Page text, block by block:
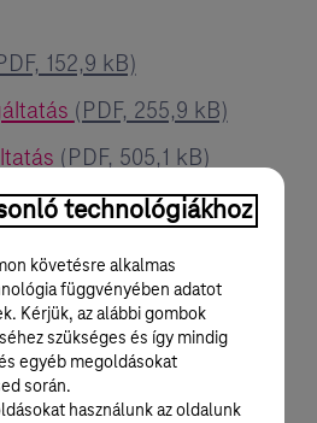
152,9 kB)
(PDF, 255,9 kB)
(PDF, 505,1 kB)
(PDF, 157 kB)
kB)
(PDF, 273,6 kB)
technológiákhoz
követésre alkalmas
függvényében adatot
Kérjük, az alábbi gombok
szükséges és így mindig
egyéb megoldásokat
során.
használunk az oldalunk